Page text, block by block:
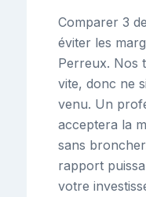
Comparer 3
éviter les
Perreux. Nos
vite, donc ne
venu. Un
acceptera la
sans
rapport
votre